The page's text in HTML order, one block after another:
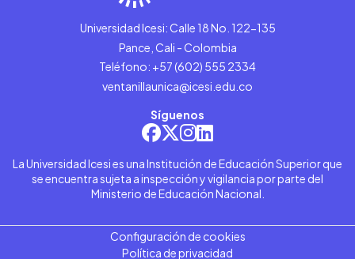
Universidad Icesi: Calle 18 No. 122-135
Pance, Cali - Colombia
Teléfono: +57 (602) 555 2334
ventanillaunica@icesi.edu.co
Síguenos
La Universidad Icesi es una Institución de Educación Superior que
se encuentra sujeta a inspección y vigilancia por parte del
Ministerio de Educación Nacional.
Configuración de cookies
Política de privacidad